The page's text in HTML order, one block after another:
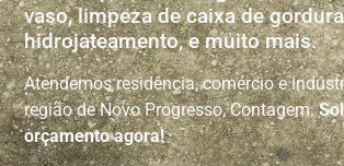
vaso, limpeza de caixa de
hidrojateamento, e muito mais.
Atendemos residência, comércio e
região de Novo Progresso, Contagem.
orçamento agora!